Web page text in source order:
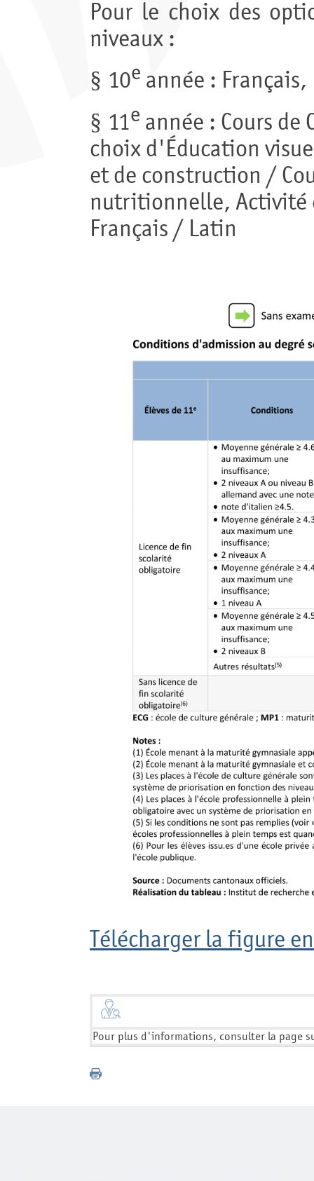
Pour le choix des
niveaux :
§ 10e année :
§ 11e année : Cours de
choix d'Éducation
et de construction /
nutritionnelle, Activité
Français / Latin
Télécharger la figure
Pour plus d'informations, consulter la page